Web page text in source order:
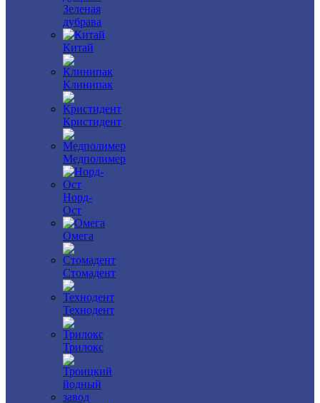
Зеленая
дубрава
Китай
Клинипак
Кристидент
Медполимер
Норд-
Ост
Омега
Стомадент
Технодент
Трилокс